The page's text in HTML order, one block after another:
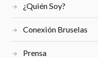
¿Quién Soy?
Conexión Bruselas
Prensa